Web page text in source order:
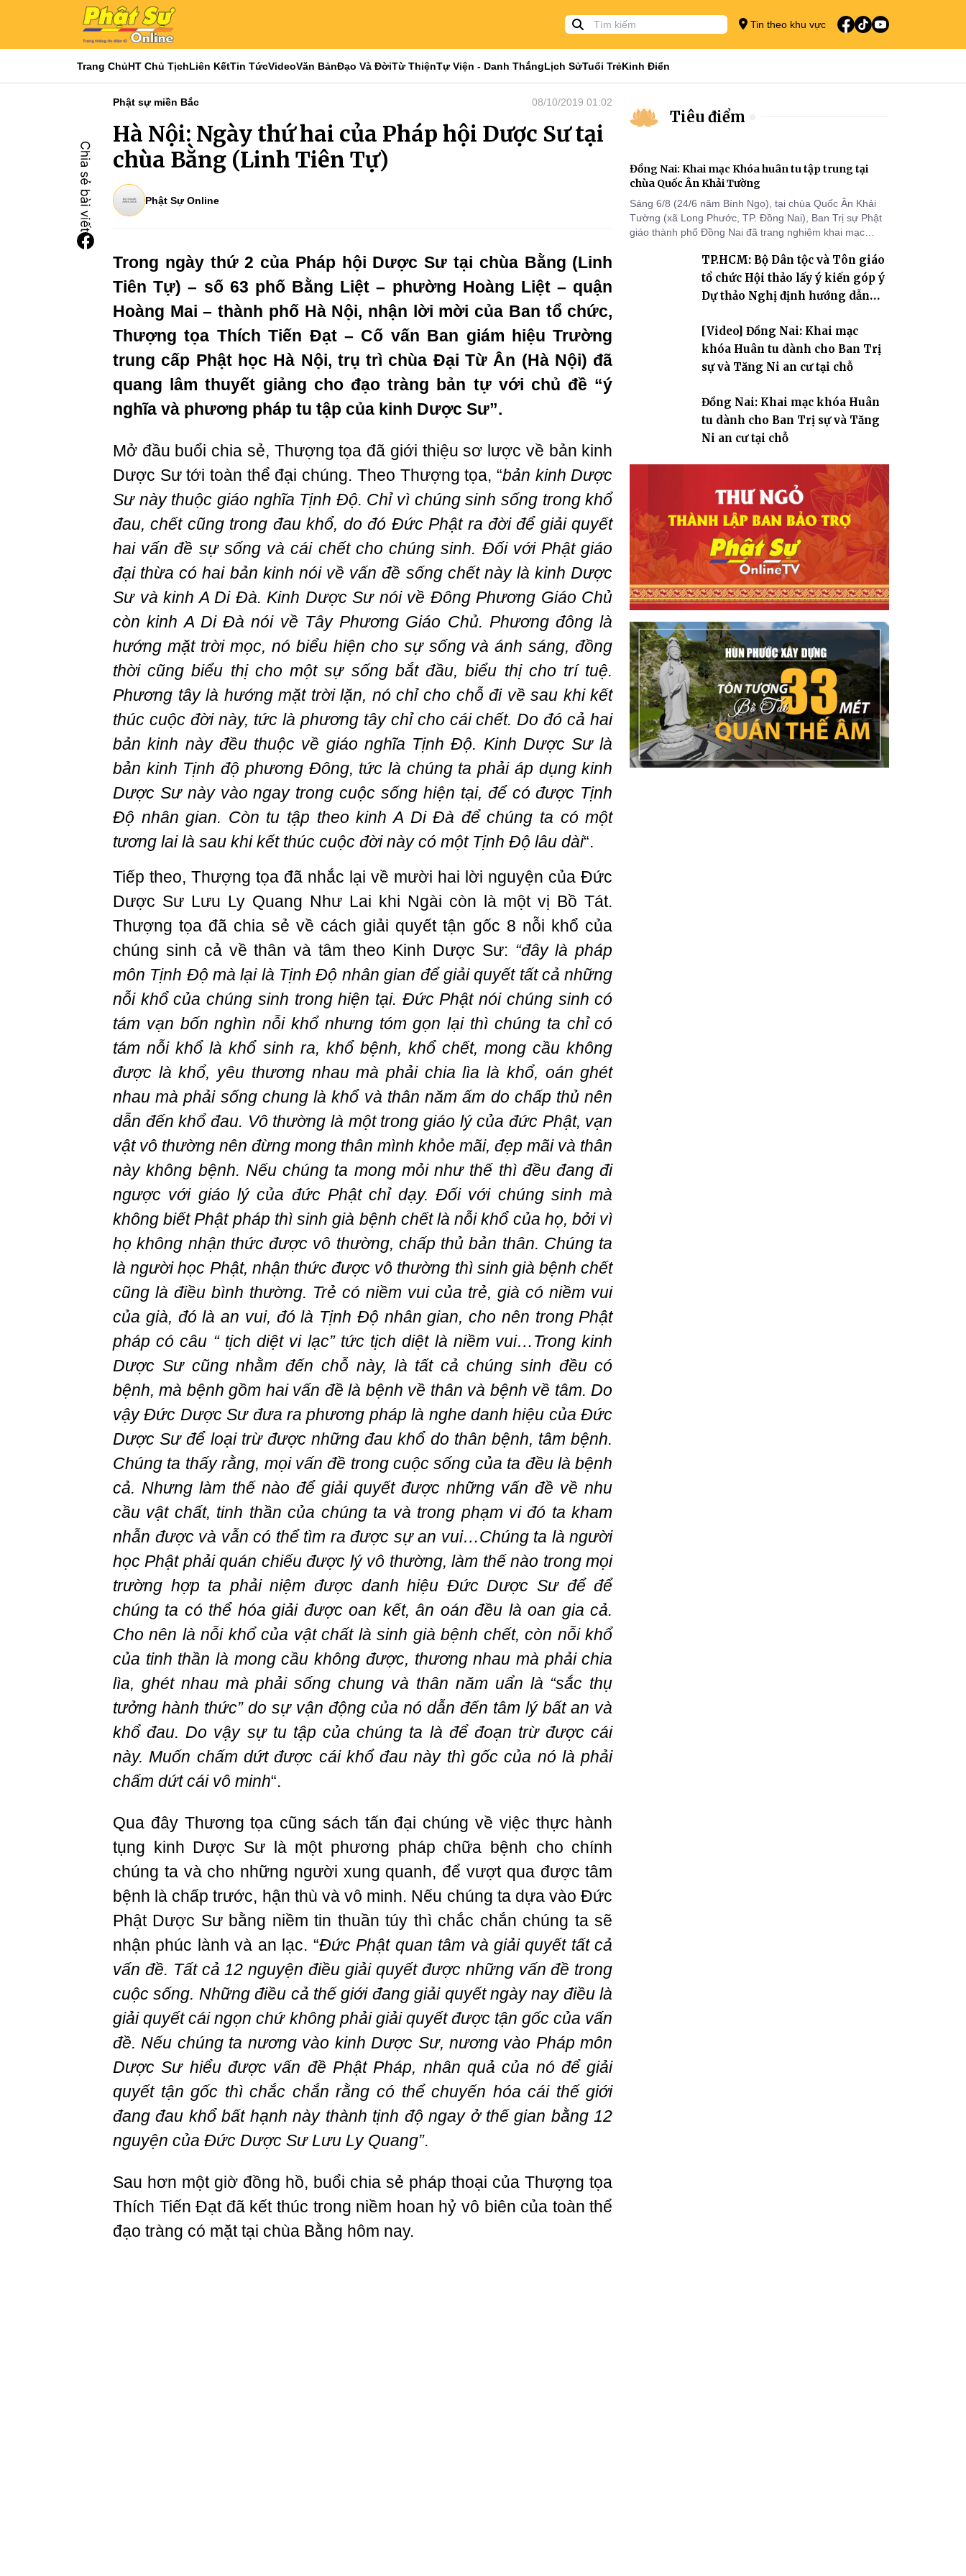
Tin theo khu vực
Trang ChủHT Chủ TịchLiên KếtTin TứcVideoVăn BảnĐạo Và ĐờiTừ ThiệnTự Viện - Danh ThắngLịch SửTuổi TrẻKinh Điển
Phật sự miền Bắc 08/10/2019 01:02
Hà Nội: Ngày thứ hai của Pháp hội Dược Sư tại
chùa Bằng (Linh Tiên Tự)
Phật Sự Online
Trong ngày thứ 2 của Pháp hội Dược Sư tại chùa Bằng (Linh
Tiên Tự) – số 63 phố Bằng Liệt – phường Hoàng Liệt – quận
Hoàng Mai – thành phố Hà Nội, nhận lời mời của Ban tổ chức,
Thượng tọa Thích Tiến Đạt – Cố vấn Ban giám hiệu Trường
trung cấp Phật học Hà Nội, trụ trì chùa Đại Từ Ân (Hà Nội) đã
quang lâm thuyết giảng cho đạo tràng bản tự với chủ đề “ý
nghĩa và phương pháp tu tập của kinh Dược Sư”.
Mở đầu buổi chia sẻ, Thượng tọa đã giới thiệu sơ lược về bản kinh
Dược Sư tới toàn thể đại chúng. Theo Thượng tọa, “bản kinh Dược
Sư này thuộc giáo nghĩa Tịnh Độ. Chỉ vì chúng sinh sống trong khổ
đau, chết cũng trong đau khổ, do đó Đức Phật ra đời để giải quyết
hai vấn đề sự sống và cái chết cho chúng sinh. Đối với Phật giáo
đại thừa có hai bản kinh nói về vấn đề sống chết này là kinh Dược
Sư và kinh A Di Đà. Kinh Dược Sư nói về Đông Phương Giáo Chủ
còn kinh A Di Đà nói về Tây Phương Giáo Chủ. Phương đông là
hướng mặt trời mọc, nó biểu hiện cho sự sống và ánh sáng, đồng
thời cũng biểu thị cho một sự sống bắt đầu, biểu thị cho trí tuệ.
Phương tây là hướng mặt trời lặn, nó chỉ cho chỗ đi về sau khi kết
thúc cuộc đời này, tức là phương tây chỉ cho cái chết. Do đó cả hai
bản kinh này đều thuộc về giáo nghĩa Tịnh Độ. Kinh Dược Sư là
bản kinh Tịnh độ phương Đông, tức là chúng ta phải áp dụng kinh
Dược Sư này vào ngay trong cuộc sống hiện tại, để có được Tịnh
Độ nhân gian. Còn tu tập theo kinh A Di Đà để chúng ta có một
tương lai là sau khi kết thúc cuộc đời này có một Tịnh Độ lâu dài“.
Tiếp theo, Thượng tọa đã nhắc lại về mười hai lời nguyện của Đức
Dược Sư Lưu Ly Quang Như Lai khi Ngài còn là một vị Bồ Tát.
Thượng tọa đã chia sẻ về cách giải quyết tận gốc 8 nỗi khổ của
chúng sinh cả về thân và tâm theo Kinh Dược Sư: “đây là pháp
môn Tịnh Độ mà lại là Tịnh Độ nhân gian để giải quyết tất cả những
nỗi khổ của chúng sinh trong hiện tại. Đức Phật nói chúng sinh có
tám vạn bốn nghìn nỗi khổ nhưng tóm gọn lại thì chúng ta chỉ có
tám nỗi khổ là khổ sinh ra, khổ bệnh, khổ chết, mong cầu không
được là khổ, yêu thương nhau mà phải chia lìa là khổ, oán ghét
nhau mà phải sống chung là khổ và thân năm ấm do chấp thủ nên
dẫn đến khổ đau. Vô thường là một trong giáo lý của đức Phật, vạn
vật vô thường nên đừng mong thân mình khỏe mãi, đẹp mãi và thân
này không bệnh. Nếu chúng ta mong mỏi như thế thì đều đang đi
ngược với giáo lý của đức Phật chỉ dạy. Đối với chúng sinh mà
không biết Phật pháp thì sinh già bệnh chết là nỗi khổ của họ, bởi vì
họ không nhận thức được vô thường, chấp thủ bản thân. Chúng ta
là người học Phật, nhận thức được vô thường thì sinh già bệnh chết
cũng là điều bình thường. Trẻ có niềm vui của trẻ, già có niềm vui
của già, đó là an vui, đó là Tịnh Độ nhân gian, cho nên trong Phật
pháp có câu “ tịch diệt vi lạc” tức tịch diệt là niềm vui…Trong kinh
Dược Sư cũng nhằm đến chỗ này, là tất cả chúng sinh đều có
bệnh, mà bệnh gồm hai vấn đề là bệnh về thân và bệnh về tâm. Do
vậy Đức Dược Sư đưa ra phương pháp là nghe danh hiệu của Đức
Dược Sư để loại trừ được những đau khổ do thân bệnh, tâm bệnh.
Chúng ta thấy rằng, mọi vấn đề trong cuộc sống của ta đều là bệnh
cả. Nhưng làm thế nào để giải quyết được những vấn đề về nhu
cầu vật chất, tinh thần của chúng ta và trong phạm vi đó ta kham
nhẫn được và vẫn có thể tìm ra được sự an vui…Chúng ta là người
học Phật phải quán chiếu được lý vô thường, làm thế nào trong mọi
trường hợp ta phải niệm được danh hiệu Đức Dược Sư để để
chúng ta có thể hóa giải được oan kết, ân oán đều là oan gia cả.
Cho nên là nỗi khổ của vật chất là sinh già bệnh chết, còn nỗi khổ
của tinh thần là mong cầu không được, thương nhau mà phải chia
lìa, ghét nhau mà phải sống chung và thân năm uẩn là “sắc thụ
tưởng hành thức” do sự vận động của nó dẫn đến tâm lý bất an và
khổ đau. Do vậy sự tu tập của chúng ta là để đoạn trừ được cái
này. Muốn chấm dứt được cái khổ đau này thì gốc của nó là phải
chấm dứt cái vô minh“.
Qua đây Thương tọa cũng sách tấn đại chúng về việc thực hành
tụng kinh Dược Sư là một phương pháp chữa bệnh cho chính
chúng ta và cho những người xung quanh, để vượt qua được tâm
bệnh là chấp trước, hận thù và vô minh. Nếu chúng ta dựa vào Đức
Phật Dược Sư bằng niềm tin thuần túy thì chắc chắn chúng ta sẽ
nhận phúc lành và an lạc. “Đức Phật quan tâm và giải quyết tất cả
vấn đề. Tất cả 12 nguyện điều giải quyết được những vấn đề trong
cuộc sống. Những điều cả thế giới đang giải quyết ngày nay điều là
giải quyết cái ngọn chứ không phải giải quyết được tận gốc của vấn
đề. Nếu chúng ta nương vào kinh Dược Sư, nương vào Pháp môn
Dược Sư hiểu được vấn đề Phật Pháp, nhân quả của nó để giải
quyết tận gốc thì chắc chắn rằng có thể chuyến hóa cái thế giới
đang đau khổ bất hạnh này thành tịnh độ ngay ở thế gian bằng 12
nguyện của Đức Dược Sư Lưu Ly Quang”.
Sau hơn một giờ đồng hồ, buổi chia sẻ pháp thoại của Thượng tọa
Thích Tiến Đạt đã kết thúc trong niềm hoan hỷ vô biên của toàn thể
đạo tràng có mặt tại chùa Bằng hôm nay.
Tiêu điểm
Đồng Nai: Khai mạc Khóa huân tu tập trung tại
chùa Quốc Ân Khải Tường
Sáng 6/8 (24/6 năm Bính Ngọ), tại chùa Quốc Ân Khải
Tường (xã Long Phước, TP. Đồng Nai), Ban Trị sự Phật
giáo thành phố Đồng Nai đã trang nghiêm khai mạc
2570 dành cho chư Tăng hành giả an cư tại chỗ khu vực
VII, VIII và trường hạ chùa Quốc Ân Khải Tường.
TP.HCM: Bộ Dân tộc và Tôn giáo
tổ chức Hội thảo lấy ý kiến góp ý
Dự thảo Nghị định hướng dẫn
giáo
[Video] Đồng Nai: Khai mạc
khóa Huân tu dành cho Ban Trị
sự và Tăng Ni an cư tại chỗ
Đồng Nai: Khai mạc khóa Huân
tu dành cho Ban Trị sự và Tăng
Ni an cư tại chỗ